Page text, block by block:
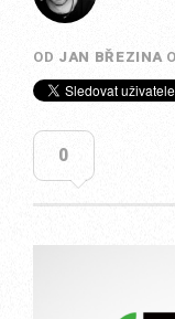
OD JAN BŘEZINA
0